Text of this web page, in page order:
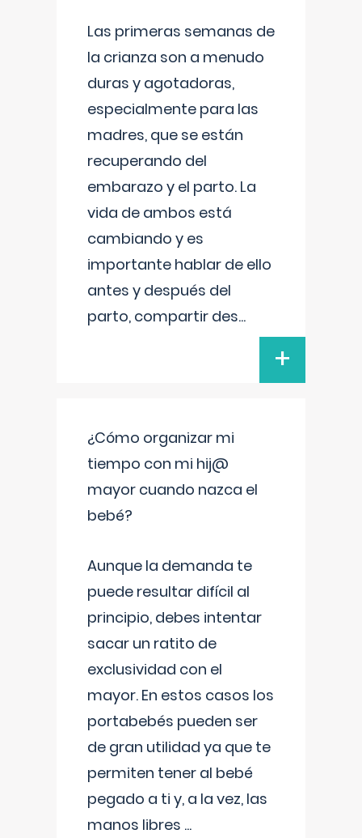
Las primeras semanas de
la crianza son a menudo
duras y agotadoras,
especialmente para las
madres, que se están
recuperando del
embarazo y el parto. La
vida de ambos está
cambiando y es
importante hablar de ello
antes y después del
parto, compartir des...
+
¿Cómo organizar mi
tiempo con mi hij@
mayor cuando nazca el
bebé?
Aunque la demanda te
puede resultar difícil al
principio, debes intentar
sacar un ratito de
exclusividad con el
mayor. En estos casos los
portabebés pueden ser
de gran utilidad ya que te
permiten tener al bebé
pegado a ti y, a la vez, las
manos libres ...